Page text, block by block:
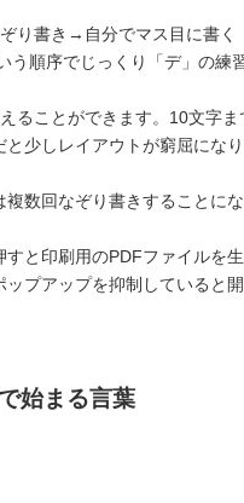
り書き→自分でマス目に書く
う順序でじっくり「デ」の練
ることができます。10文字ま
少しレイアウトが窮屈にな
複数回なぞり書きすることに
すと印刷用のPDFファイルを
プアップを抑制していると
始まる言葉